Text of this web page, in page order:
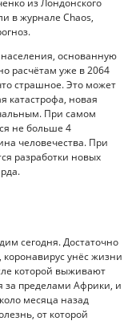
из Лондонского
в журнале Chaos,
основанную
расчётам уже в 2064
страшное. Это может
катастрофа, новая
При самом
не больше 4
человечества. При
разработки новых
сегодня. Достаточно
унёс жизни
которой выживают
за пределами Африки, и
месяца назад
от которой